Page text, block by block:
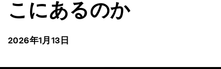
こにあるのか
2026年1月13日